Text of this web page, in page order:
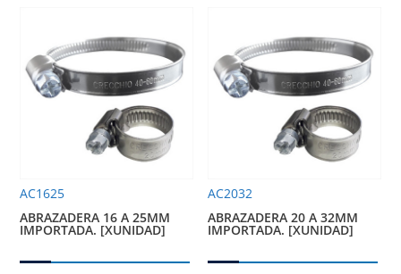
AC1625
ABRAZADERA 16 A 25MM
IMPORTADA. [XUNIDAD]
AC2032
ABRAZADERA 20 A 32MM
IMPORTADA. [XUNIDAD]